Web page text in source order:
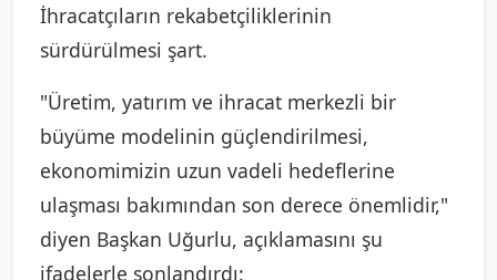
İhracatçıların rekabetçiliklerinin
sürdürülmesi şart.
"Üretim, yatırım ve ihracat merkezli bir
büyüme modelinin güçlendirilmesi,
ekonomimizin uzun vadeli hedeflerine
ulaşması bakımından son derece önemlidir,"
diyen Başkan Uğurlu, açıklamasını şu
ifadelerle sonlandırdı: